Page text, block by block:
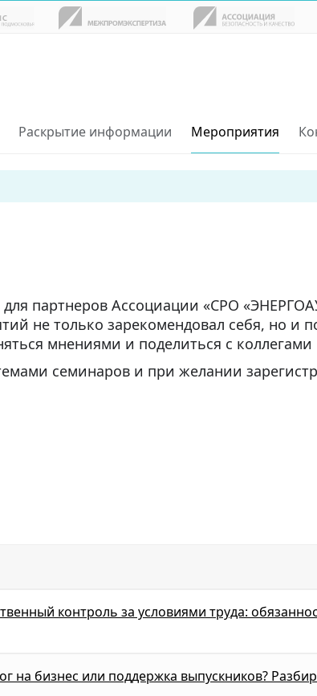
Раскрытие информации Мероприятия
партнеров Ассоциации «СРО
не только зарекомендовал себя, но и
мнениями и поделиться с
семинаров и при желании
контроль за условиями труда:
на бизнес или поддержка выпускников?